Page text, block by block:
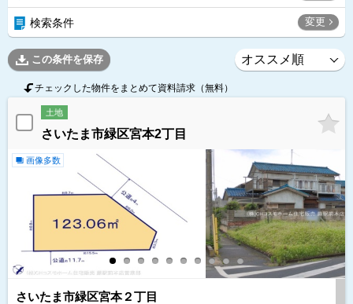
検索条件 変更
この条件を保存
チェックした物件をまとめて資料請求（無料）
土地
さいたま市緑区宮本2丁目
画像多数
さいたま市緑区宮本２丁目